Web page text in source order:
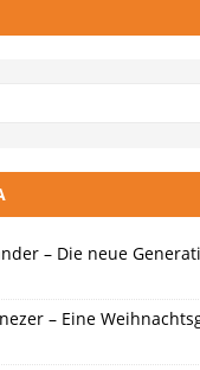
– Die neue
– Eine